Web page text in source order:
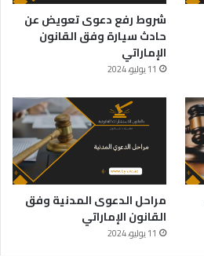
شروط رفع دعوى تعويض عن
حادث سيارة وفق القانون
الإماراتي
11 يوليو، 2024
مراحل الدعوى المدنية وفق
القانون الإماراتي
11 يوليو، 2024